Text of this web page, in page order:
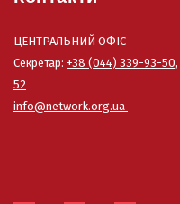
ЦЕНТРАЛЬНИЙ ОФІС
Секретар: +38 (044) 339-93-50,
52
info@network.org.ua